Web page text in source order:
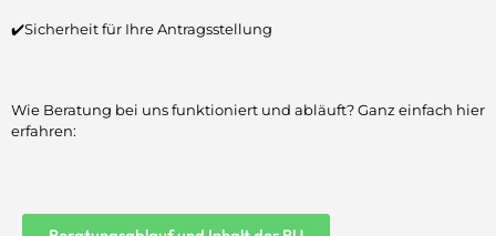
✔️Sicherheit für Ihre Antragsstellung
Wie Beratung bei uns funktioniert und abläuft? Ganz einfach hier
erfahren: